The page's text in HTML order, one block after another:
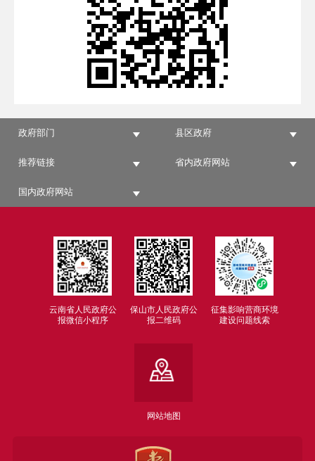
政府部门 县区政府
推荐链接 省内政府网站
国内政府网站
云南省人民政府公
报微信小程序
保山市人民政府公
报二维码
征集影响营商环境
建设问题线索
网站地图